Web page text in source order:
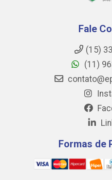
Fale
(15)
(11)
Formas de